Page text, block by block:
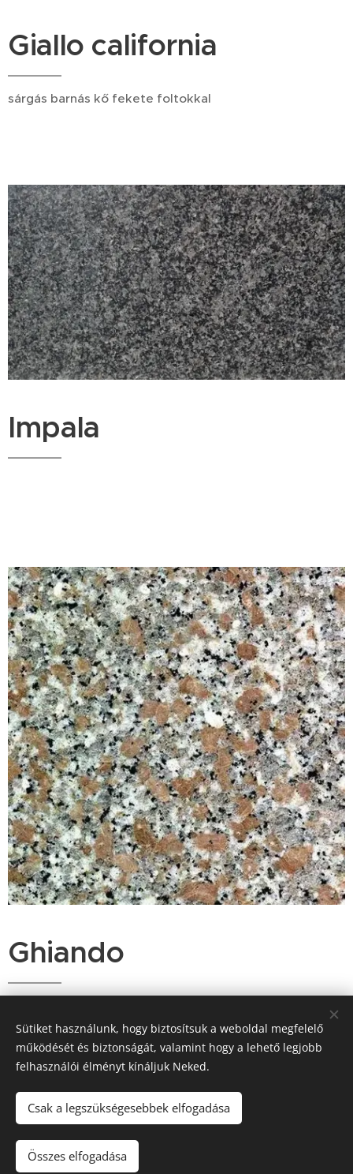
Giallo california
sárgás barnás kő fekete foltokkal
Impala
Ghiando
Kapcsolat: Kunszentmiklós Rákóczi út
32
Telefon: 06703170787
Sütiket használunk, hogy biztosítsuk a weboldal megfelelő
működését és biztonságát, valamint hogy a lehető legjobb
felhasználói élményt kínáljuk Neked.
Csak a legszükségesebbek elfogadása
Összes elfogadása